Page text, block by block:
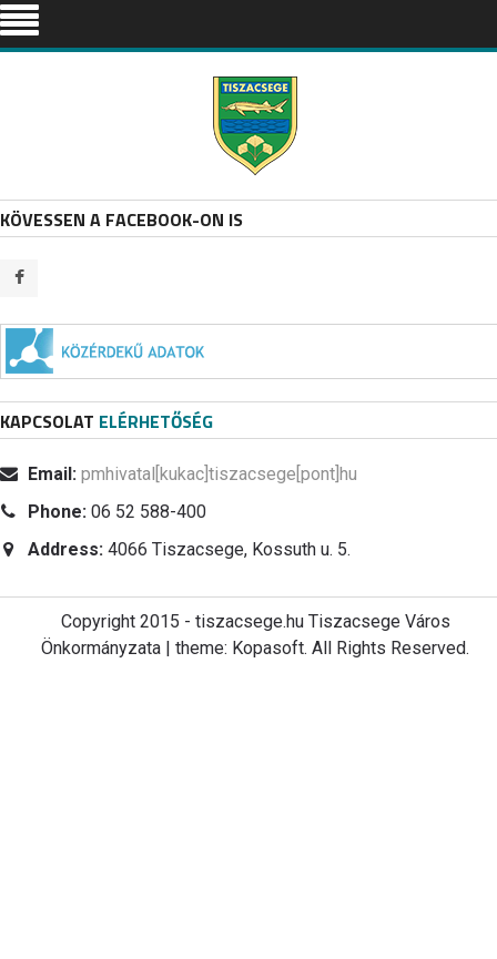
KÖVESSEN A FACEBOOK-ON IS
KAPCSOLAT ELÉRHETŐSÉG
Email: pmhivatal[kukac]tiszacsege[pont]hu
Phone: 06 52 588-400
Address: 4066 Tiszacsege, Kossuth u. 5.
Copyright 2015 - tiszacsege.hu Tiszacsege Város
Önkormányzata | theme: Kopasoft. All Rights Reserved.